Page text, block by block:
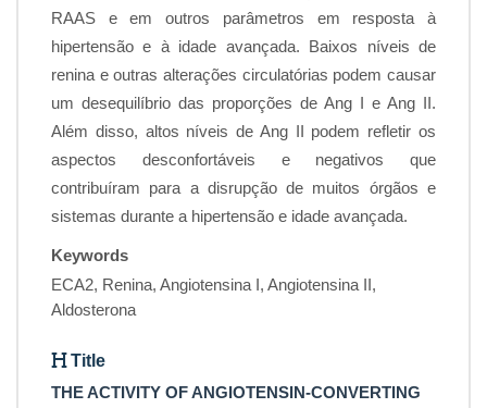
RAAS e em outros parâmetros em resposta à
hipertensão e à idade avançada. Baixos níveis de
renina e outras alterações circulatórias podem causar
um desequilíbrio das proporções de Ang I e Ang II.
Além disso, altos níveis de Ang II podem refletir os
aspectos desconfortáveis e negativos que
contribuíram para a disrupção de muitos órgãos e
sistemas durante a hipertensão e idade avançada.
Keywords
ECA2, Renina, Angiotensina I, Angiotensina II,
Aldosterona
Title
THE ACTIVITY OF ANGIOTENSIN-CONVERTING